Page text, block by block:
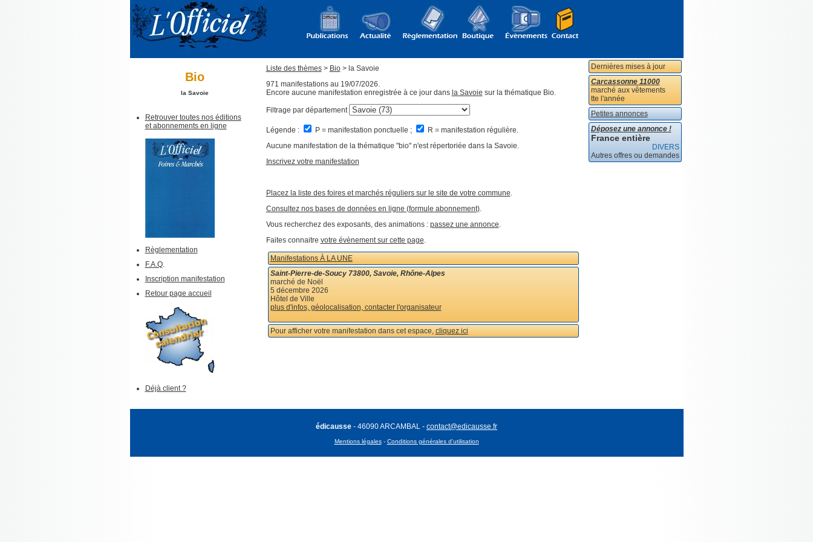
Bio
la Savoie
Retrouver toutes nos éditions
et abonnements en ligne
Règlementation
F.A.Q.
Inscription manifestation
Retour page accueil
Déjà client ?
Liste des thèmes> Bio> la Savoie
971 manifestations au 19/07/2026.
Encore aucune manifestation enregistrée à ce jour dans la Savoie sur la thématique Bio.
Filtrage par département
Légende : P = manifestation ponctuelle ;
R = manifestation régulière.
Aucune manifestation de la thématique "bio" n'est répertoriée dans la Savoie.
Inscrivez votre manifestation
Placez la liste des foires et marchés réguliers sur le site de votre commune.
Consultez nos bases de données en ligne (formule abonnement).
Vous recherchez des exposants, des animations : passez une annonce.
Faites connaitre votre évènement sur cette page.
Manifestations À LA UNE
Saint-Pierre-de-Soucy 73800, Savoie, Rhône-Alpes
marché de Noël
5 décembre 2026
Hôtel de Ville
plus d'infos, géolocalisation, contacter l'organisateur
Pour afficher votre manifestation dans cet espace,cliquez ici
Dernières mises à jour
Carcassonne 11000
marché aux vêtements
tte l'année
Petites annonces
Déposez une annonce !
France entière
DIVERS
Autres offres ou demandes
édicausse - 46090 ARCAMBAL - contact@edicausse.fr
Mentions légales- Conditions générales d'utilisation